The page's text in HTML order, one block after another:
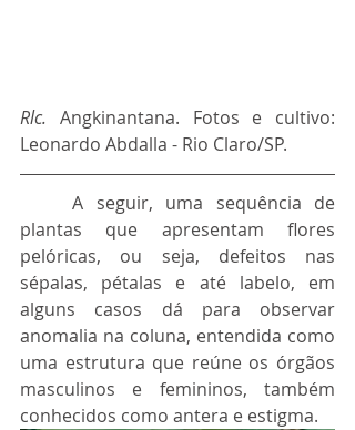
Rlc. Angkinantana. Fotos e cultivo:
Leonardo Abdalla - Rio Claro/SP.
	A seguir, uma sequência de
plantas que apresentam flores
pelóricas, ou seja, defeitos nas
sépalas, pétalas e até labelo, em
alguns casos dá para observar
anomalia na coluna, entendida como
uma estrutura que reúne os órgãos
masculinos e femininos, também
conhecidos como antera e estigma.